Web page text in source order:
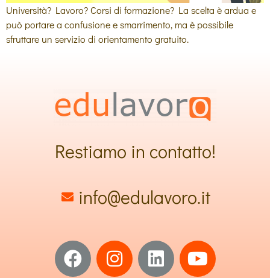
Università? Lavoro? Corsi di formazione? La scelta è ardua e
può portare a confusione e smarrimento, ma è possibile
sfruttare un servizio di orientamento gratuito.
Restiamo in contatto!
info@edulavoro.it